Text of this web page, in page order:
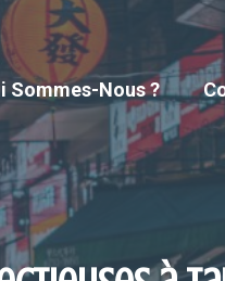
Sommes-Nous ?